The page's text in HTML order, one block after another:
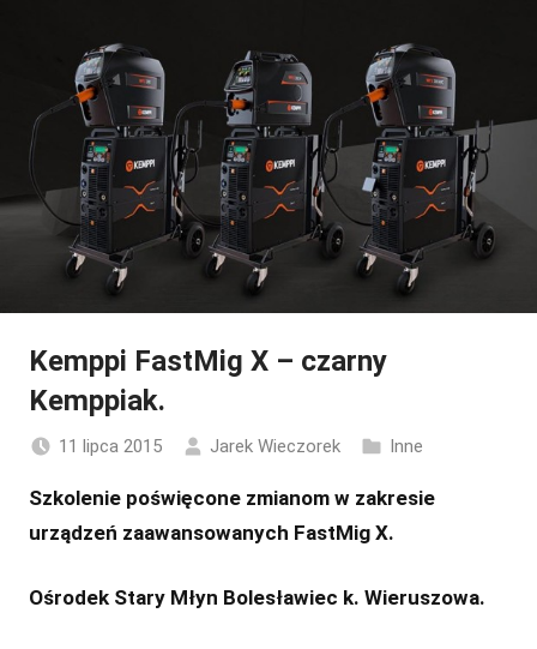
Kemppi FastMig X – czarny
Kemppiak.
11 lipca 2015 Jarek Wieczorek Inne
Szkolenie poświęcone zmianom w zakresie
urządzeń zaawansowanych FastMig X.
Ośrodek Stary Młyn Bolesławiec k. Wieruszowa.